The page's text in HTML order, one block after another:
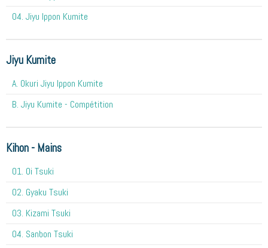
04. Jiyu Ippon Kumite
Jiyu Kumite
A. Okuri Jiyu Ippon Kumite
B. Jiyu Kumite - Compétition
Kihon - Mains
O1. Oi Tsuki
02. Gyaku Tsuki
03. Kizami Tsuki
04. Sanbon Tsuki